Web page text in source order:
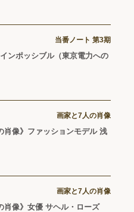
当番ノート 第3期
ンポッシブル（東京電力への
画家と7人の肖像
肖像》ファッションモデル 浅
画家と7人の肖像
肖像》女優 サヘル・ローズ